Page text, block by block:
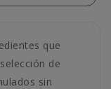
que
de
sin